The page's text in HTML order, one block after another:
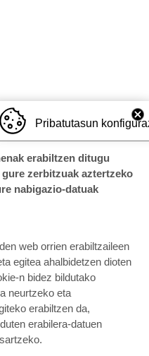
Kontaktatu
politika
Pribatutasun
erabiltzen ditugu
zerbitzuak aztertzeko
nabigazio-datuak
web orrien erabiltzaileen
egitea ahalbidetzen dioten
n bidez bildutako
neurtzeko eta
erabiltzen da,
erabilera-datuen